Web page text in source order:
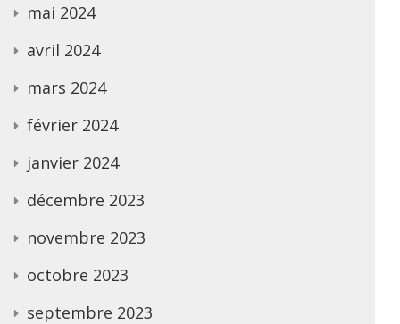
mai 2024
avril 2024
mars 2024
février 2024
janvier 2024
décembre 2023
novembre 2023
octobre 2023
septembre 2023